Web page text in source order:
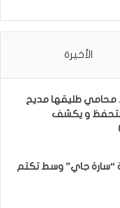
الأخيرة
محامي طليقها مديح
و يكشف
“سارة جاي” وسط تكتم